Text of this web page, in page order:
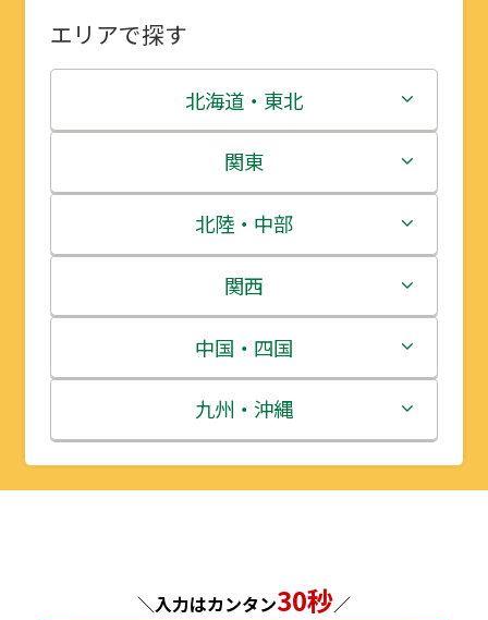
エリアで探す
北海道・東北
北海道
青森県
岩手県
宮城県
秋田県
山形県
関東
茨城県
栃木県
群馬県
埼玉県
千葉県
神奈川県
北陸・中部
新潟県
富山県
石川県
福井県
関西
三重県
滋賀県
京都府
中国・四国
鳥取県
島根県
九州・沖縄
福岡県
長崎県
＼入力はカンタン30秒／